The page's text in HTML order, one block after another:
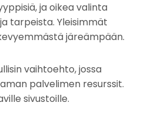
ja oikea valinta
tarpeista. Yleisimmät
järeämpään.
vaihtoehto, jossa
palvelimen resurssit.
sivustoille.